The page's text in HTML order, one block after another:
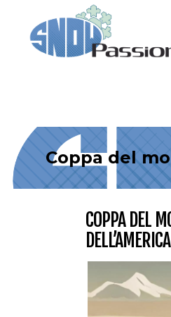
Coppa del
COPPA DEL